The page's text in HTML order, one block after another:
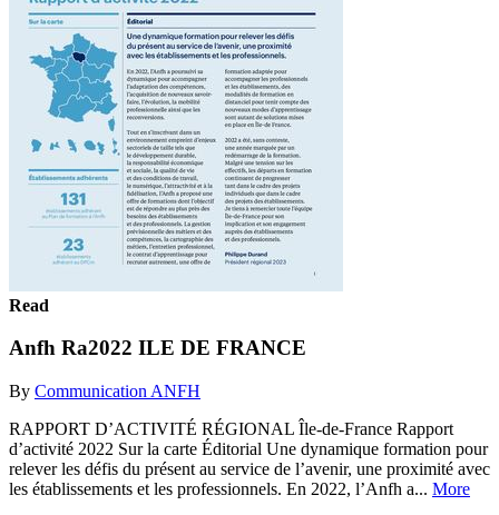
Read
Anfh Ra2022 ILE DE FRANCE
By Communication ANFH
RAPPORT D’ACTIVITÉ RÉGIONAL Île-de-France Rapport
d’activité 2022 Sur la carte Éditorial Une dynamique formation pour
relever les défis du présent au service de l’avenir, une proximité avec
les établissements et les professionnels. En 2022, l’Anfh a... More